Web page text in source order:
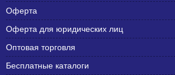
Оферта
Оферта для юридических лиц
Оптовая торговля
Бесплатные каталоги